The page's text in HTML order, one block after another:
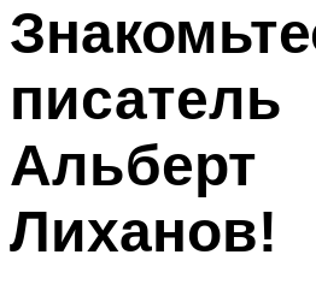
писатель
Альберт
Лиханов!